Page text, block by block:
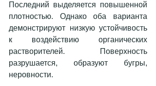
Последний выделяется повышенной
плотностью. Однако оба варианта
демонстрируют низкую устойчивость
к воздействию органических
растворителей. Поверхность
разрушается, образуют бугры,
неровности.